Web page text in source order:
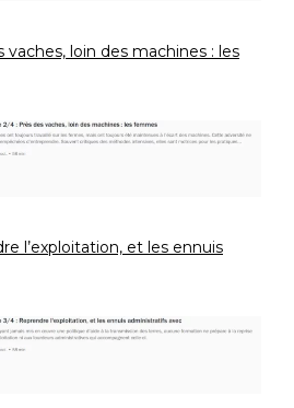
vaches, loin des machines : les
l’exploitation, et les ennuis